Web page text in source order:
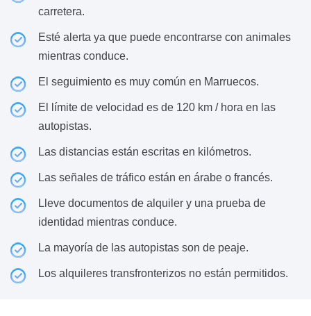
carretera.
Esté alerta ya que puede encontrarse con animales
mientras conduce.
El seguimiento es muy común en Marruecos.
El límite de velocidad es de 120 km / hora en las
autopistas.
Las distancias están escritas en kilómetros.
Las señales de tráfico están en árabe o francés.
Lleve documentos de alquiler y una prueba de
identidad mientras conduce.
La mayoría de las autopistas son de peaje.
Los alquileres transfronterizos no están permitidos.